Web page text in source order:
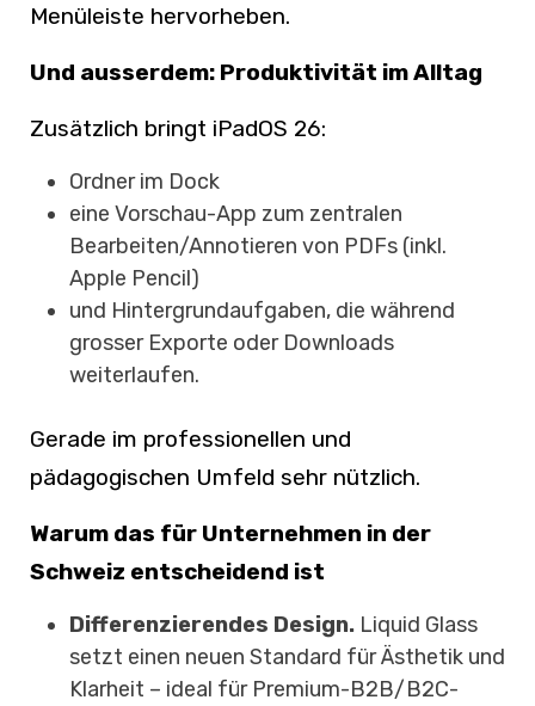
Menüleiste hervorheben.
Und ausserdem: Produktivität im Alltag
Zusätzlich bringt iPadOS 26:
Ordner im Dock
eine Vorschau-App zum zentralen
Bearbeiten/Annotieren von PDFs (inkl.
Apple Pencil)
und Hintergrundaufgaben, die während
grosser Exporte oder Downloads
weiterlaufen.
Gerade im professionellen und
pädagogischen Umfeld sehr nützlich.
Warum das für Unternehmen in der
Schweiz entscheidend ist
Differenzierendes Design. Liquid Glass
setzt einen neuen Standard für Ästhetik und
Klarheit – ideal für Premium-B2B/B2C-